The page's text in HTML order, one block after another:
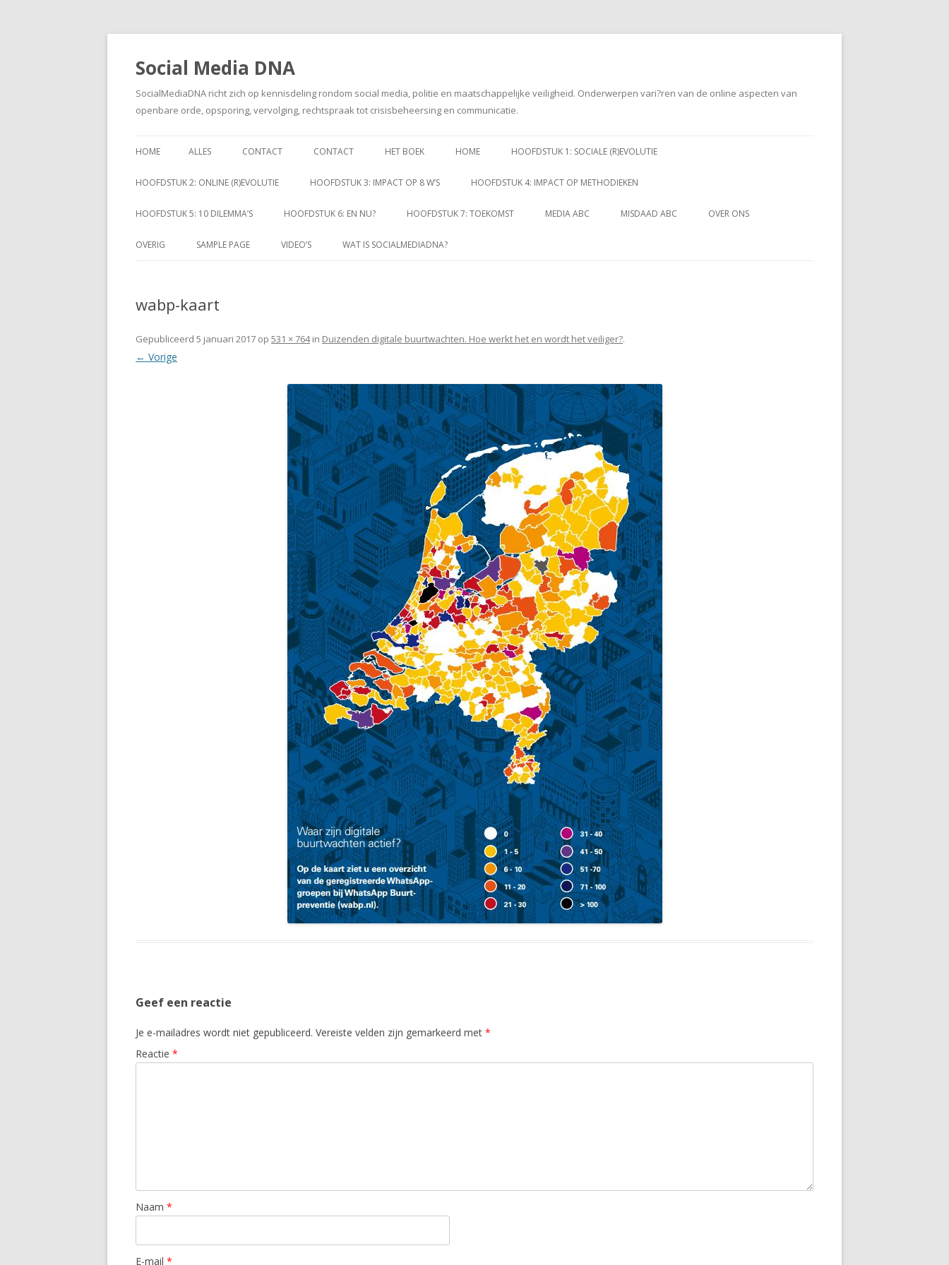
Social Media DNA
SocialMediaDNA richt zich op kennisdeling rondom social media, politie en maatschappelijke veiligheid. Onderwerpen vari?ren van de online aspecten van
openbare orde, opsporing, vervolging, rechtspraak tot crisisbeheersing en communicatie.
naar
HOME ALLES CONTACT CONTACT HET BOEK HOME HOOFDSTUK 1: SOCIALE (R)EVOLUTIE
HOOFDSTUK 2: ONLINE (R)EVOLUTIE HOOFDSTUK 3: IMPACT OP 8 W’S HOOFDSTUK 4: IMPACT OP METHODIEKEN
HOOFDSTUK 5: 10 DILEMMA’S HOOFDSTUK 6: EN NU? HOOFDSTUK 7: TOEKOMST MEDIA ABC MISDAAD ABC OVER ONS
OVERIG SAMPLE PAGE VIDEO’S WAT IS SOCIALMEDIADNA?
wabp-kaart
Gepubliceerd 5 januari 2017 op 531 × 764in Duizenden digitale buurtwachten. Hoe werkt het en wordt het veiliger?.
← Vorige
Geef een reactie
Je e-mailadres wordt niet gepubliceerd. Vereiste velden zijn gemarkeerd met *
Reactie *
Naam *
E-mail *